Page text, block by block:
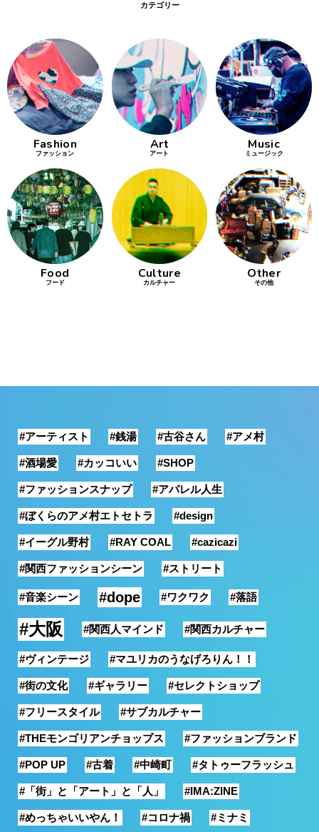
阪
の文
化
とは応援
立ったら
行動
するよう
ザインを
バファ
ズのキ
ャップ
銭湯
カテゴリー
Fashion
ファッション
Art
アート
Music
ミュージック
Food
フード
Culture
カルチャー
Other
その他
#アーティスト #銭湯 #古谷さん #アメ村
#酒場愛 #カッコいい #SHOP
#ファッションスナップ #アパレル人生
#ぼくらのアメ村エトセトラ #design
#イーグル野村 #RAY COAL #cazicazi
#関西ファッションシーン #ストリート
#音楽シーン #dope #ワクワク #落語
#大阪 #関西人マインド #関西カルチャー
#ヴィンテージ #マユリカのうなげろりん！！
#街の文化 #ギャラリー #セレクトショップ
#フリースタイル #サブカルチャー
#THEモンゴリアンチョップス #ファッションブランド
#POP UP #古着 #中崎町 #タトゥーフラッシュ
#「街」と「アート」と「人」 #IMA:ZINE
#めっちゃいいやん！ #コロナ禍 #ミナミ